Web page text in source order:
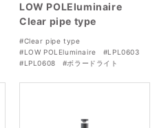
LOW POLEluminaire
Clear pipe type
#Clear pipe type
#LOW POLEluminaire
#LPL0603
#LPL0608
#ボラードライト